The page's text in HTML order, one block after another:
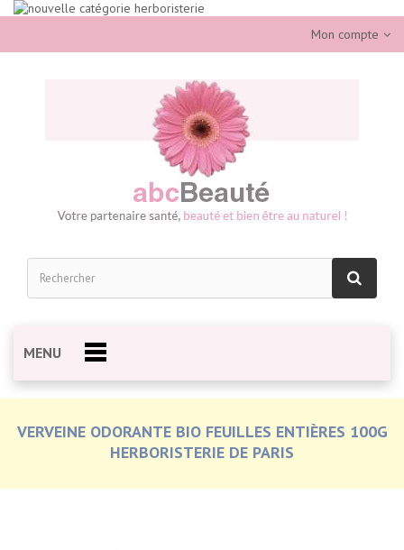
Mon compte
MENU
VERVEINE ODORANTE BIO FEUILLES ENTIÈRES 100G
HERBORISTERIE DE PARIS